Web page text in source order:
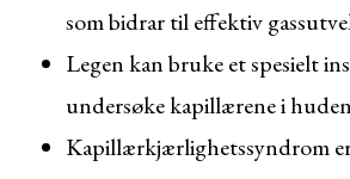
som bidrar til effektiv
Legen kan bruke et spesielt
undersøke kapillærene i
Kapillærkjærlighetssyndrom